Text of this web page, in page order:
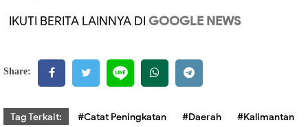
IKUTI BERITA LAINNYA DI GOOGLE NEWS
Share:
Tag Terkait: #Catat Peningkatan #Daerah
#Kalimantan